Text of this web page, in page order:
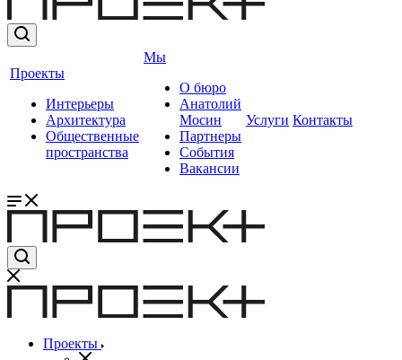
Проекты
Интерьеры
Архитектура
Общественные
пространства
Мы
О бюро
Анатолий
Мосин
Партнеры
События
Вакансии
Услуги Контакты
Проекты